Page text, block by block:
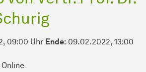
09:00 Uhr Ende: 09.02.2022, 13:00
Online